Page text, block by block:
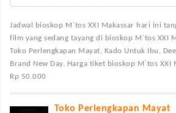
Jadwal bioskop M`tos XXI Makassar hari ini
film yang sedang tayang di bioskop M`tos XXI
Toko Perlengkapan Mayat, Kado Untuk Ibu,
Brand New Day. Harga tiket bioskop M`tos XXI
Rp 50.000
Toko Perlengkapan Mayat